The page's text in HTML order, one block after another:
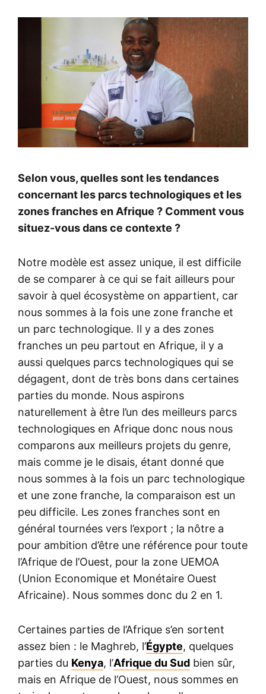
Selon vous, quelles sont les tendances
concernant les parcs technologiques et les
zones franches en Afrique ? Comment vous
situez-vous dans ce contexte ?
Notre modèle est assez unique, il est difficile
de se comparer à ce qui se fait ailleurs pour
savoir à quel écosystème on appartient, car
nous sommes à la fois une zone franche et
un parc technologique. Il y a des zones
franches un peu partout en Afrique, il y a
aussi quelques parcs technologiques qui se
dégagent, dont de très bons dans certaines
parties du monde. Nous aspirons
naturellement à être l’un des meilleurs parcs
technologiques en Afrique donc nous nous
comparons aux meilleurs projets du genre,
mais comme je le disais, étant donné que
nous sommes à la fois un parc technologique
et une zone franche, la comparaison est un
peu difficile. Les zones franches sont en
général tournées vers l’export ; la nôtre a
pour ambition d’être une référence pour toute
l’Afrique de l’Ouest, pour la zone UEMOA
(Union Economique et Monétaire Ouest
Africaine). Nous sommes donc du 2 en 1.
Certaines parties de l’Afrique s’en sortent
assez bien : le Maghreb, l’Égypte, quelques
parties du Kenya, l’Afrique du Sud bien sûr,
mais en Afrique de l’Ouest, nous sommes en